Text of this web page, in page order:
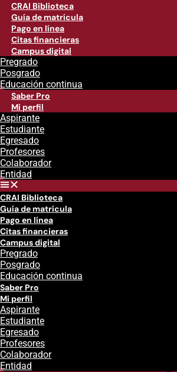
CRAI Biblioteca
Guía de matrícula
Pago en línea
Citas financieras
Campus digital
Pregrado
Posgrado
Educación continua
Saber Pro
Mi perfil
Aspirante
Estudiante
Egresado
Profesores
Colaborador
Entidad
CRAI Biblioteca
Guía de matrícula
Pago en línea
Citas financieras
Campus digital
Pregrado
Posgrado
Educación continua
Saber Pro
Mi perfil
Aspirante
Estudiante
Egresado
Profesores
Colaborador
Entidad